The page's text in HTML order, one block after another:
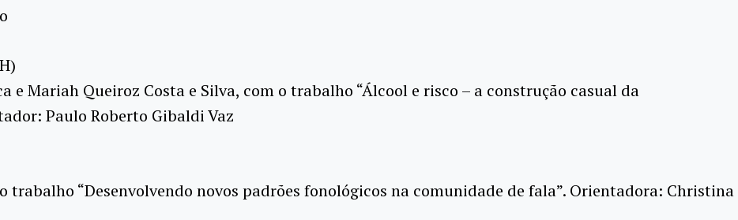
e Mariah Queiroz Costa e Silva, com o trabalho “Álcool e risco – a construção casual da
Paulo Roberto Gibaldi Vaz
trabalho “Desenvolvendo novos padrões fonológicos na comunidade de fala”. Orientadora: Christina